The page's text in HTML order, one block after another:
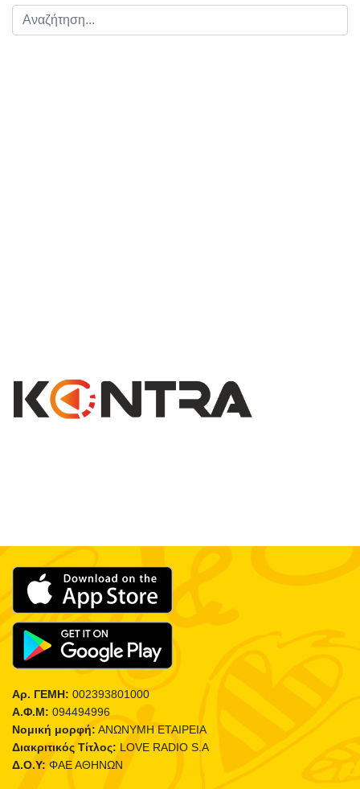
Αρ. ΓΕΜΗ: 002393801000
Α.Φ.Μ: 094494996
Νομική μορφή: ΑΝΩΝΥΜΗ ΕΤΑΙΡΕΙΑ
Διακριτικός Τίτλος: LOVE RADIO S.A
Δ.Ο.Υ: ΦΑΕ ΑΘΗΝΩΝ